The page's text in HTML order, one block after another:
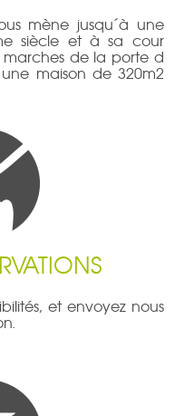
mène jusqu´à une
siècle et à sa cour
marches de la porte d
maison de 320m2
et envoyez nous